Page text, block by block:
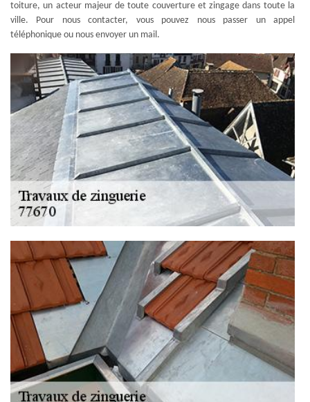
toiture, un acteur majeur de toute couverture et zingage dans toute la
ville. Pour nous contacter, vous pouvez nous passer un appel
téléphonique ou nous envoyer un mail.